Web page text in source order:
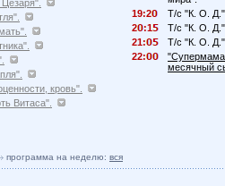
кровь".
Витаса".
19:2
Т/с "К. О.
2
:1
Т/с "К. О.
21:
Т/с "К. О.
22:
месячный
программа на неделю: вся